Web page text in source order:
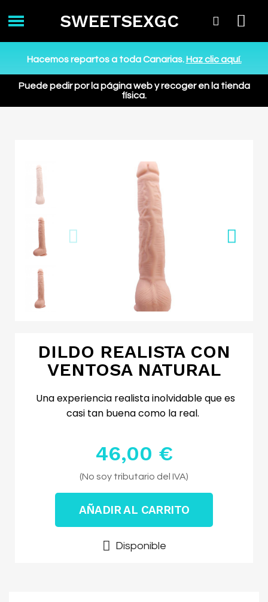
SWEETSEXGC
Hacemos repartos a toda Canarias.Haz clic aquí.
Puede pedir por la página web y recoger en la tienda
física.
DILDO REALISTA CON
VENTOSA NATURAL
Una experiencia realista inolvidable que es
casi tan buena como la real.
46,00 €
Impuestos excluidos
(No soy tributario del IVA)
AÑADIR AL CARRITO
Disponible